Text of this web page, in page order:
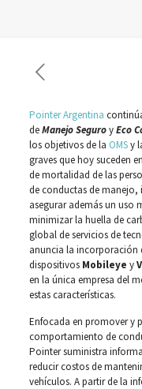
Pointer Argentina
deManejo SeguroyEco
los objetivos de la OMSy
graves que hoy suceden
de mortalidad de las
de conductas de
asegurar además un uso
minimizar la huella de
global de servicios de
anuncia la incorporación
dispositivos Mobileye y
en la única empresa del
estas características.
Enfocada en promover y
comportamiento de
Pointer suministra
reducir costos de
vehículos. A partir de la